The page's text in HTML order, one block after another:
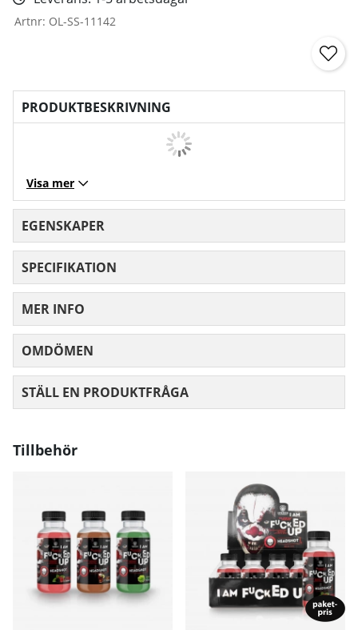
Artnr: OL-SS-11142
PRODUKTBESKRIVNING
Visa mer
EGENSKAPER
SPECIFIKATION
MER INFO
OMDÖMEN
STÄLL EN PRODUKTFRÅGA
Tillbehör